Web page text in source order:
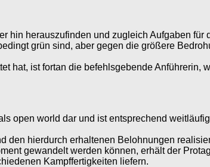
hin herauszufinden und zugleich Aufgaben
grün sind, aber gegen die größere
hat, ist fortan die befehlsgebende Anführerin,
open world dar und ist entsprechend
hierdurch erhaltenen Belohnungen
gewandelt werden können, erhält der
Kampffertigkeiten liefern.